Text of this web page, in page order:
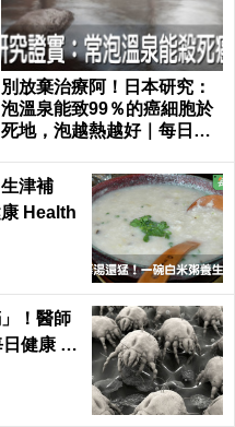
別放棄治療阿！日本研究：
泡溫泉能致99％的癌細胞於
死地，泡越熱越好｜每日健
津補
Health
！醫師
健康 H